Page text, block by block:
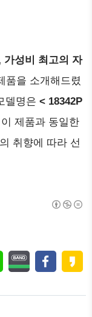
가성비 최고의 자
품을 소개해드렸
델명은 < 18342P
제품과 동일한
취향에 따라 선